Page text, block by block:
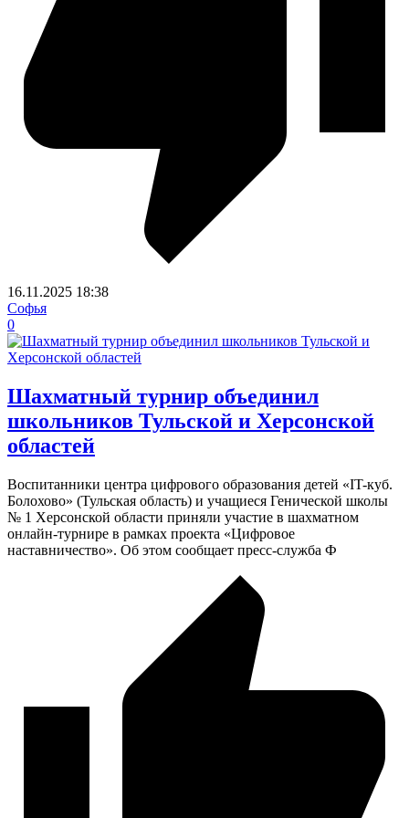
16.11.2025 18:38
Софья
0
Шахматный турнир объединил
школьников Тульской и Херсонской
областей
Воспитанники центра цифрового образования детей «IT-куб.
Болохово» (Тульская область) и учащиеся Генической школы
№ 1 Херсонской области приняли участие в шахматном
онлайн-турнире в рамках проекта «Цифровое
наставничество». Об этом сообщает пресс-служба Ф